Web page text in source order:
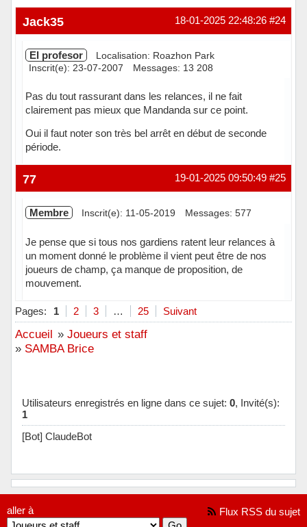
#24
18-01-2025 22:48:26
Jack35
El profesor
Localisation: Roazhon Park
Inscrit(e): 23-07-2007
Messages: 13 208
Pas du tout rassurant dans les relances, il ne fait
clairement pas mieux que Mandanda sur ce point.
Oui il faut noter son très bel arrêt en début de seconde
période.
Hors ligne #25
19-01-2025 09:50:49
77
Membre Inscrit(e): 11-05-2019 Messages: 577
Je pense que si tous nos gardiens ratent leur relances à
un moment donné le problème il vient peut être de nos
joueurs de champ, ça manque de proposition, de
mouvement.
Hors ligne
Pages: 1 2 3 … 25 Suivant
Accueil » Joueurs et staff
» SAMBA Brice
Utilisateurs enregistrés en ligne dans ce sujet: 0, Invité(s):
1
[Bot] ClaudeBot
aller à Flux RSS du sujet